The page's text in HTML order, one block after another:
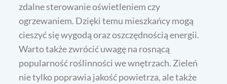
zdalne sterowanie oświetleniem czy
ogrzewaniem. Dzięki temu mieszkańcy mogą
cieszyć się wygodą oraz oszczędnością energii.
Warto także zwrócić uwagę na rosnącą
popularność roślinności we wnętrzach. Zieleń
nie tylko poprawia jakość powietrza, ale także